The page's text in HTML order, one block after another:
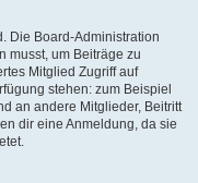
Die Board-Administration
musst, um Beiträge zu
Mitglied Zugriff auf
stehen: zum Beispiel
an andere Mitglieder, Beitritt
dir eine Anmeldung, da sie